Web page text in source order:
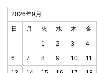
2026年9月
日 月 火 水 木 金
1 2 3 4
6 7 8 9 10 11